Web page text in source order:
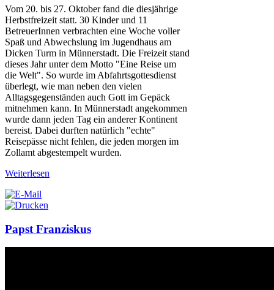
Vom 20. bis 27. Oktober fand die diesjährige
Herbstfreizeit statt. 30 Kinder und 11
BetreuerInnen verbrachten eine Woche voller
Spaß und Abwechslung im Jugendhaus am
Dicken Turm in Münnerstadt. Die Freizeit stand
dieses Jahr unter dem Motto "Eine Reise um
die Welt". So wurde im Abfahrtsgottesdienst
überlegt, wie man neben den vielen
Alltagsgegenständen auch Gott im Gepäck
mitnehmen kann. In Münnerstadt angekommen
wurde dann jeden Tag ein anderer Kontinent
bereist. Dabei durften natürlich "echte"
Reisepässe nicht fehlen, die jeden morgen im
Zollamt abgestempelt wurden.
Weiterlesen
Papst Franziskus